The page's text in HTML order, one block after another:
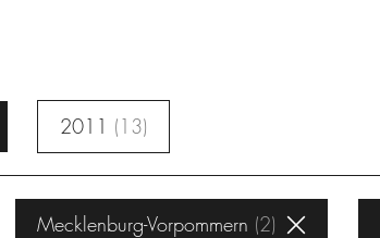
2011 13
Mecklenburg-Vorpommern 2